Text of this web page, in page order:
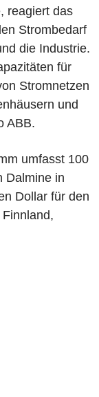
reagiert das
Strombedarf
die Industrie.
für
Stromnetzen
und
ABB.
umfasst 100
Dalmine in
Dollar für den